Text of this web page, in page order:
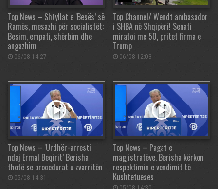
Top News – Shtyllat e ‘Besës’ së
Ramës, mesazhi për socialistët:
Besim, empati, shërbim dhe
angazhim
06/08 14:27
Top Channel/ Wendt ambasador
i SHBA në Shqipëri! Senati
miratoi me 50, pritet firma e
Trump
06/08 12:03
Top News – ‘Urdhër-arresti
ndaj Ermal Beqirit’ Berisha
thotë se procedurat u zvarritën
05/08 14:31
Top News – Pagat e
magjistratëve. Berisha kërkon
respektimin e vendimit të
Kushtetueses
05/08 14:30